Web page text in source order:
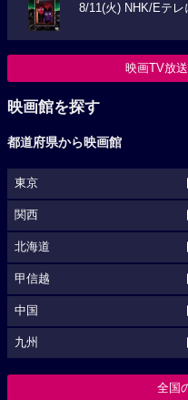
8/11(火) NHK/Eテレ
映画TV放
映画館を探す
都道府県から映画館
東京
関西
北海道
甲信越
中国
九州
全国